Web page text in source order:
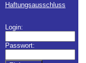
Haftungsausschluss
Login:
Passwort: